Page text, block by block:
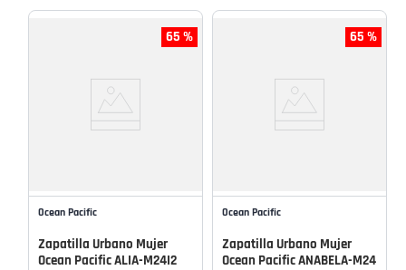
65 %
Ocean Pacific
Zapatilla Urbano Mujer
Ocean Pacific ALIA-M24I2
65 %
Ocean Pacific
Zapatilla Urbano Mujer
Ocean Pacific ANABELA-M24